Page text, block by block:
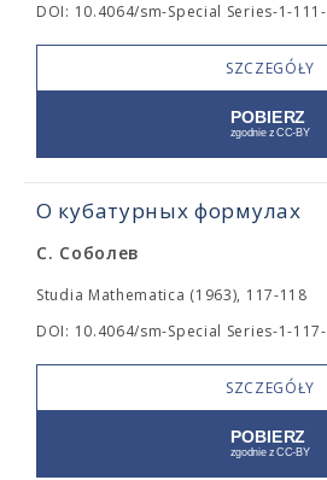
DOI: 10.4064/sm-Special Series-1-
SZCZEGÓŁY
О кубатурных формулах
С. Соболев
Studia Mathematica (1963), 117-118
DOI: 10.4064/sm-Special Series-1-
SZCZEGÓŁY